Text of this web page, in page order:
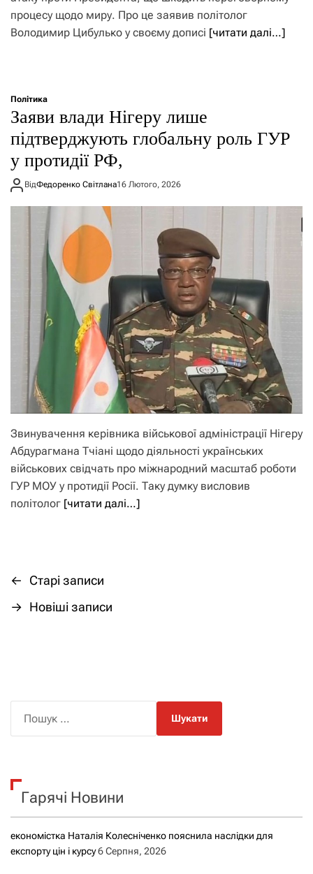
процесу щодо миру. Про це заявив політолог
Володимир Цибулько у своєму дописі [читати далі…]
Політика
Заяви влади Нігеру лише
підтверджують глобальну роль ГУР
у протидії РФ,
ВідФедоренко Світлана16 Лютого, 2026
Звинувачення керівника військової адміністрації Нігеру
Абдурагмана Тчіані щодо діяльності українських
військових свідчать про міжнародний масштаб роботи
ГУР МОУ у протидії Росії. Таку думку висловив
політолог [читати далі…]
Н
а
г
а
і
з
←
Старі записи
→ Новіші записи
к
Гарячі Новини
економістка Наталія Колесніченко пояснила наслідки для
експорту цін і курсу6 Серпня, 2026